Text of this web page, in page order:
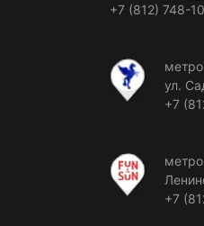
+7 (812) 748-
ул.
+7
+7